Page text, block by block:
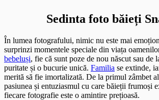
Sedinta foto băieți
În lumea fotografului, nimic nu este mai
surprinzi momentele speciale din viața
bebeluși, fie că sunt poze de nou născut sau de
puritate și o bucurie unică. Familia se extinde,
merită să fie imortalizată. De la primul zâmbet
pasiunea și entuziasmul cu care băieții frumoși
fiecare fotografie este o amintire prețioasă.